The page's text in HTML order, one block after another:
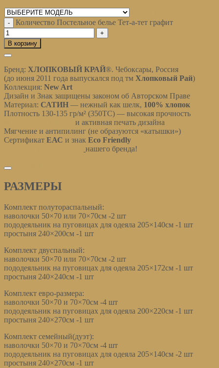
Количество Постельное белье Тет-а-тет графит
В корзину
Бренд: ХЛОПКОВЫЙ КРАЙ®. Чебоксары, Россия
(до июня 2011 года выпускался под тм Хлопковый Рай)
Коллекция: New Art
Дизайн и Знак защищены законом об Авторском Праве
Материал: САТИН — нежный как шелк, 100% хлопок
Плотность 130-135 гр/м² (350ТС) — высокая прочность
и активная печать дизайна
Мягчение и антипилинг (не образуются «катышки»)
Сертификат ЕАС и знак Eco Friendly
нашего бренда!
РАЗМЕРЫ
Комплект полутораспальный:
наволочки 50×70 или 70×70см -2 шт
пододеяльник на пуговицах для одеяла 205×140см -1 шт
простыня 240×200см -1 шт
Комплект двуспальный:
наволочки 50×70 или 70×70см -2 шт
пододеяльник на пуговицах для одеяла 205×172см -1 шт
простыня 240×240см -1 шт
Комплект евро-размера:
наволочки 50×70 и 70×70см -4 шт
пододеяльник на пуговицах для одеяла 200×220см -1 шт
простыня 240×270см -1 шт
Комплект семейный(дуэт):
наволочки 50×70 и 70×70см -4 шт
пододеяльник на пуговицах для одеяла 205×140см -2 шт
простыня 240×270см -1 шт